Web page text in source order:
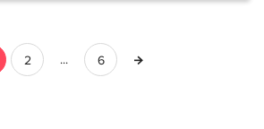
2 ... 6